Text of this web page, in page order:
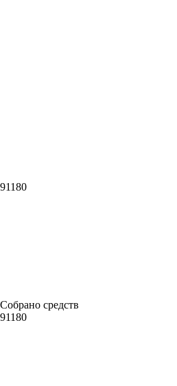
91180
Собрано средств
91180